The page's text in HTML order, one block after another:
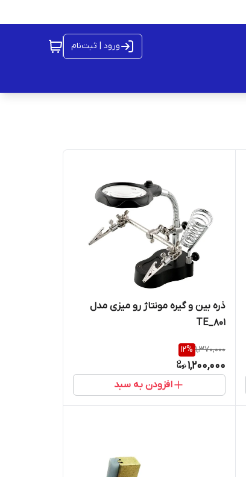
ورود | ثبت‌نام
ذره بین و گیره مونتاژ رو میزی مدل
TE_801
1,370,000
12%
1,200,000
افزودن به سبد